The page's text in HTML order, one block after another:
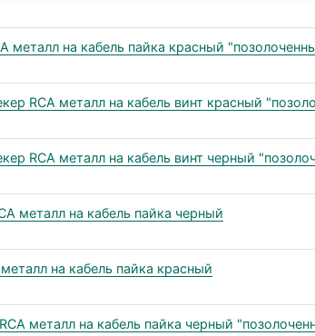
металл на кабель пайка красный
RCA металл на кабель винт красный
RCA металл на кабель винт черный
металл на кабель пайка черный
на кабель пайка красный
металл на кабель пайка черный